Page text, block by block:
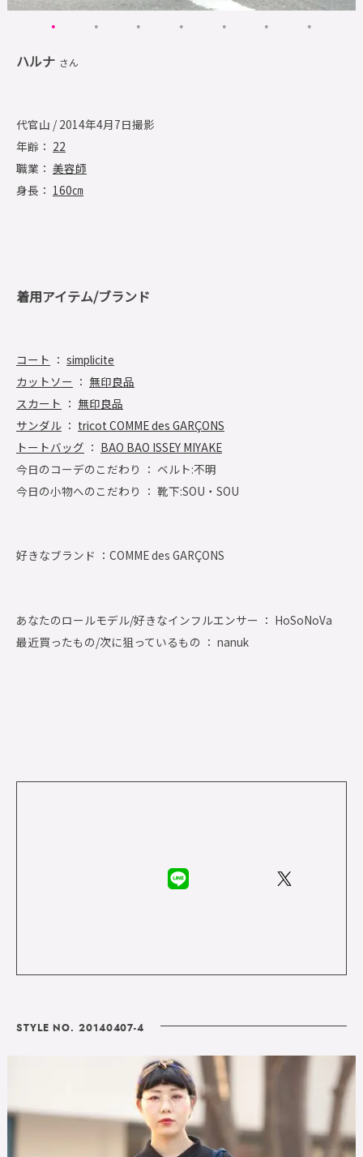
ハルナ さん
代官山 / 2014年4月7日撮影
年齢： 22
職業： 美容師
身長： 160㎝
着用アイテム/ブランド
コート ： simplicite
カットソー ： 無印良品
スカート ： 無印良品
サンダル ： tricot COMME des GARÇONS
トートバッグ ： BAO BAO ISSEY MIYAKE
今日のコーデのこだわり ： ベルト:不明
今日の小物へのこだわり ： 靴下:SOU・SOU
好きなブランド ： COMME des GARÇONS
あなたのロールモデル/好きなインフルエンサー ： HoSoNoVa
最近買ったもの/次に狙っているもの ： nanuk
STYLE NO. 20140407-4